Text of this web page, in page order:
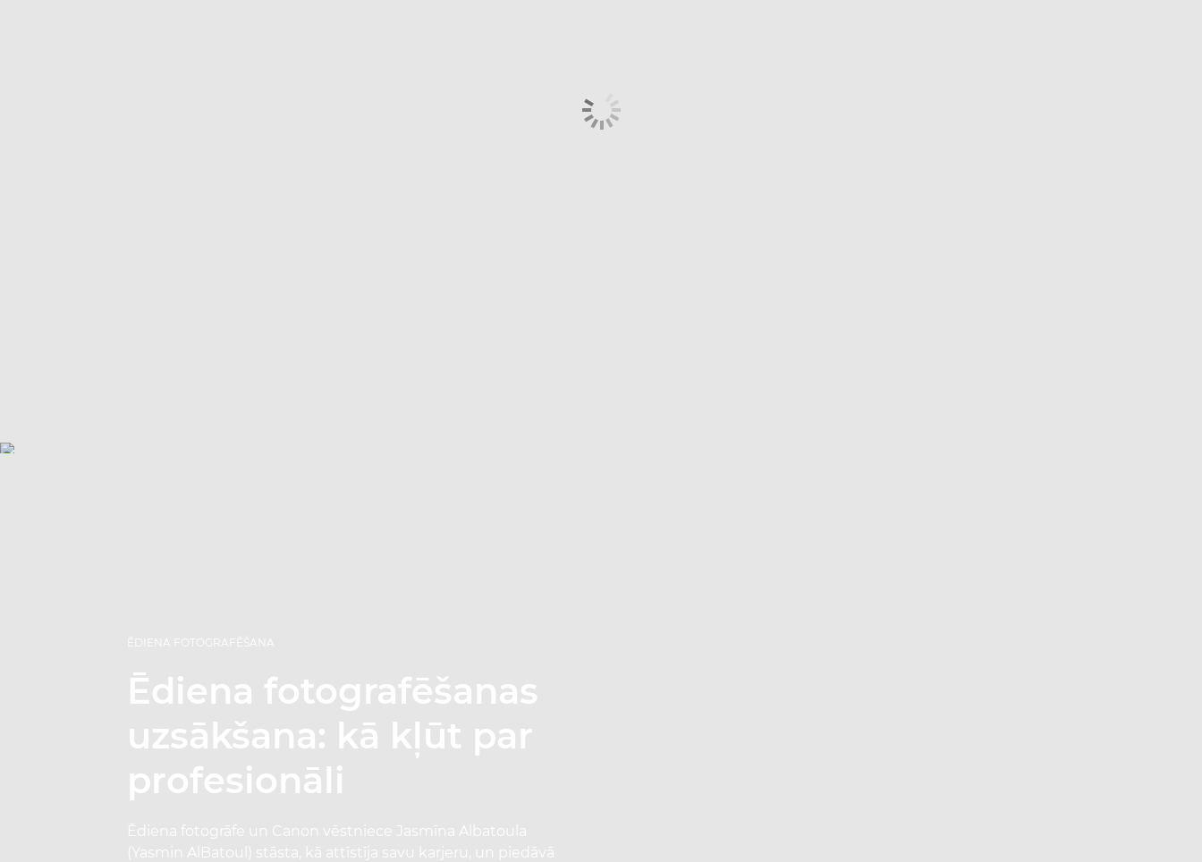
ĒDIENA FOTOGRAFĒŠANA
Ēdiena fotografēšanas
uzsākšana: kā kļūt par
profesionāli
Ēdiena fotogrāfe un Canon vēstniece Jasmīna Albatoula
(Yasmin AlBatoul) stāsta, kā attīstīja savu karjeru, un piedāvā